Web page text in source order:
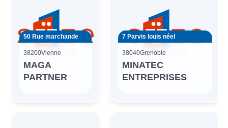
50 Rue marchande
38200Vienne
MAGA
PARTNER
7 Parvis louis néel
38040Grenoble
MINATEC
ENTREPRISES